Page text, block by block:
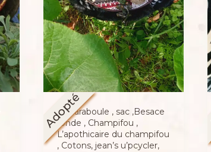
Adopté
La caraboule , sac ,Besace
ronde , Champifou ,
L’apothicaire du champifou
, Cotons, jean’s u’pcycler,